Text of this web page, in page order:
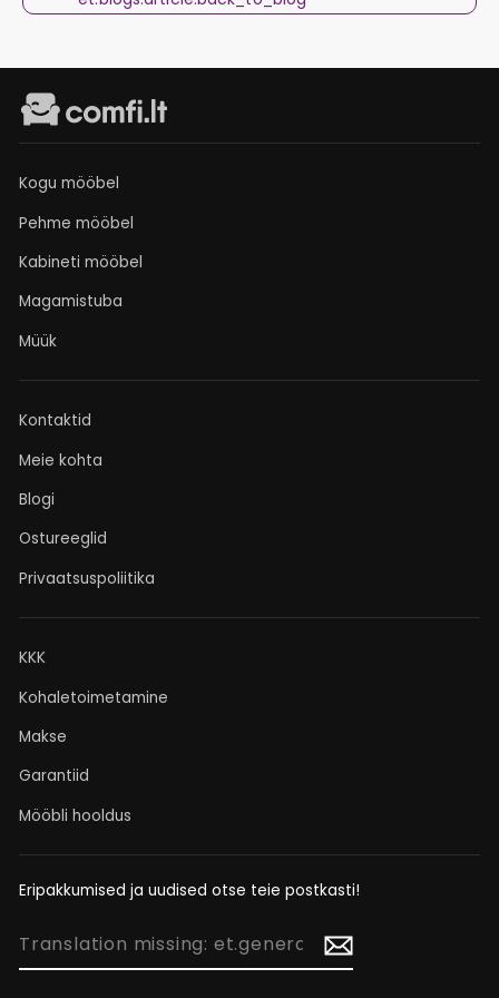
Kogu mööbel
Pehme mööbel
Kabineti mööbel
Magamistuba
Müük
Kontaktid
Meie kohta
Blogi
Ostureeglid
Privaatsuspoliitika
KKK
Kohaletoimetamine
Makse
Garantiid
Mööbli hooldus
Eripakkumised ja uudised otse teie postkasti!
TRANSLATION